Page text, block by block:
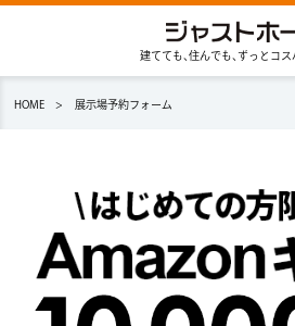
建てても､住んでも､ずっとコス
HOME 展示場予約フォーム